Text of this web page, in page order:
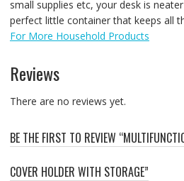
small supplies etc, your desk is
perfect little container that keeps all
For More Household Products
Reviews
There are no reviews yet.
BE THE FIRST TO REVIEW
COVER HOLDER WITH STORAGE”